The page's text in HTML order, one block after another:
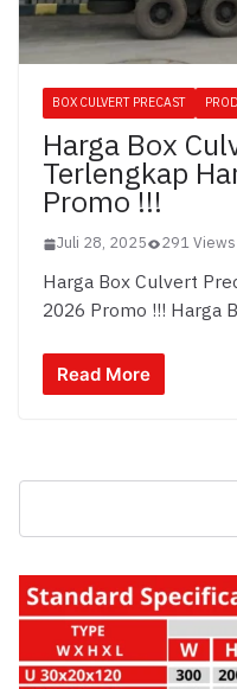
BOX CULVERT PRECAST
Harga Box
Terlengkap
Promo !!!
Juli 28, 2025 291 Views
Harga Box Culvert
2026 Promo !!! Harga
Read More